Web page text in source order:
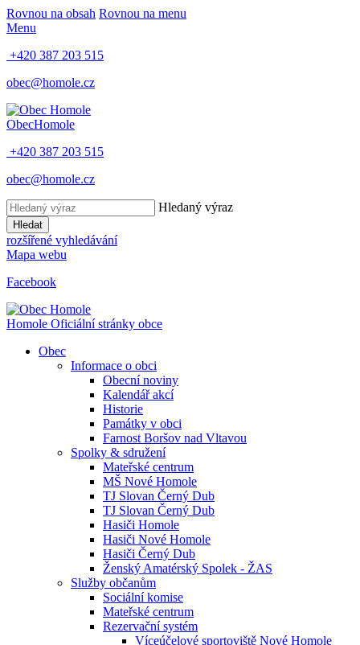
Rovnou na obsah Rovnou na menu
Menu
+420 387 203 515
obec@homole.cz
ObecHomole
+420 387 203 515
obec@homole.cz
Hledaný výraz
Hledat
rozšířené vyhledávání
Mapa webu
Facebook
Homole Oficiální stránky obce
Obec
Informace o obci
Obecní noviny
Kalendář akcí
Historie
Památky v obci
Farnost Boršov nad Vltavou
Spolky & sdružení
Mateřské centrum
MŠ Nové Homole
TJ Slovan Černý Dub
TJ Slovan Černý Dub
Hasiči Homole
Hasiči Nové Homole
Hasiči Černý Dub
Ženský Amatérský Spolek - ŽAS
Služby občanům
Sociální komise
Mateřské centrum
Rezervační systém
Víceúčelové sportoviště Nové Homole